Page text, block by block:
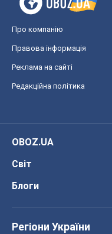
Про компанію
Правова інформація
Реклама на сайті
Редакційна політика
OBOZ.UA
Світ
Блоги
Регіони України